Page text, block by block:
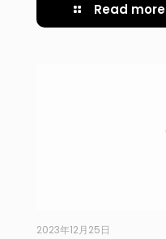
Read more
2023年12月25日